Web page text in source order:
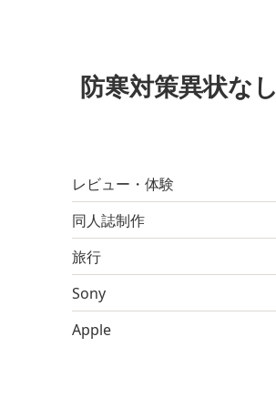
防寒対策異状なし
レビュー・体験
同人誌制作
旅行
Sony
Apple